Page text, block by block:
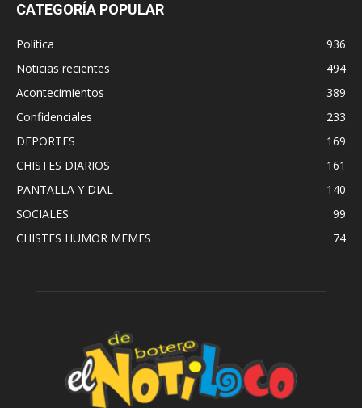
CATEGORÍA POPULAR
Política
936
Noticias recientes
494
Acontecimientos
389
Confidenciales
233
DEPORTES
169
CHISTES DIARIOS
161
PANTALLA Y DIAL
140
SOCIALES
99
CHISTES HUMOR MEMES
74